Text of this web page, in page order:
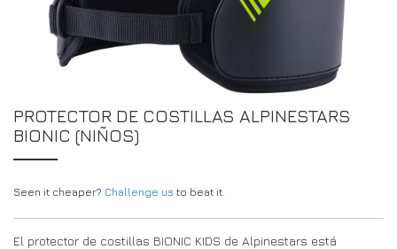
DRIVERS/PARTNERS
DRIVERS/PARTNERS
RECURSOS
MI CUENTA
PÁGINA DE CONSULTA PARA DISTRIBUIDORES
PROTECTOR DE COSTILLAS ALPINESTARS
BIONIC (NIÑOS)
Seen it cheaper? Challenge us to beat it.
El protector de costillas BIONIC KIDS de Alpinestars está